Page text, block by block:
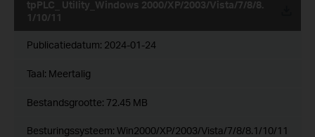
tpPLC_ Utility_Windows 2000/XP/2003/Vista/7/8/8.
1/10/11
Publicatiedatum: 2024-01-24
Taal: Meertalig
Bestandsgrootte: 72.45 MB
Besturingssysteem: Win2000/XP/2003/Vista/7/8/8.1/10/11